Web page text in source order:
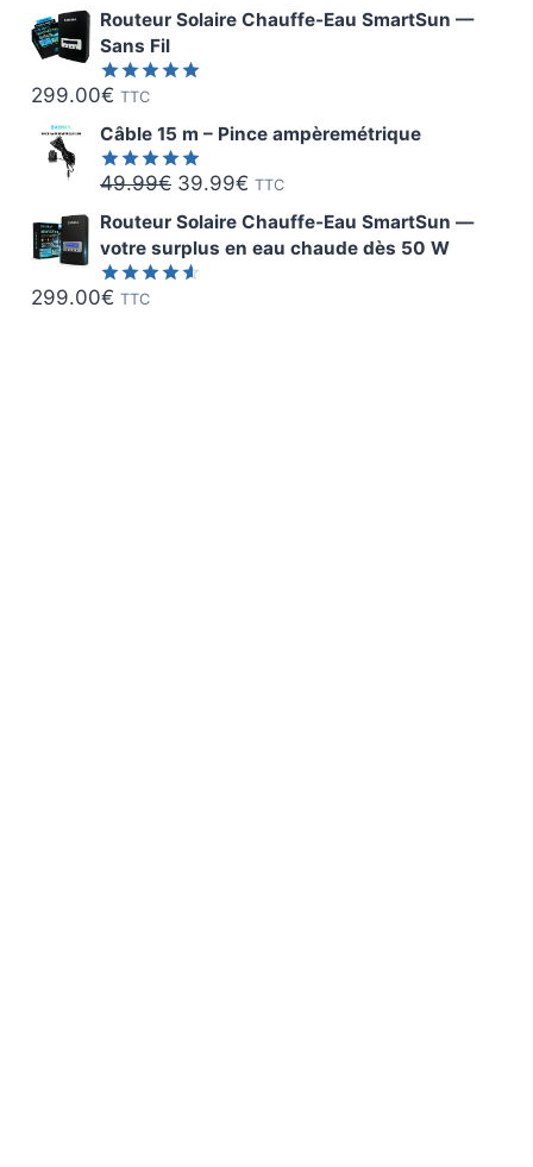
prix
était :
prix
Routeur Solaire Chauffe-Eau SmartSun —
Sans Fil
Note
299.00€ TTC
Câble 15 m – Pince ampèremétrique
Note5.00
49.99€ Le
prix
initial
était :
39.99€ Le
prix
actuel
TTC
Routeur Solaire Chauffe-Eau SmartSun —
votre surplus en eau chaude dès 50 W
Note
299.00€ TTC